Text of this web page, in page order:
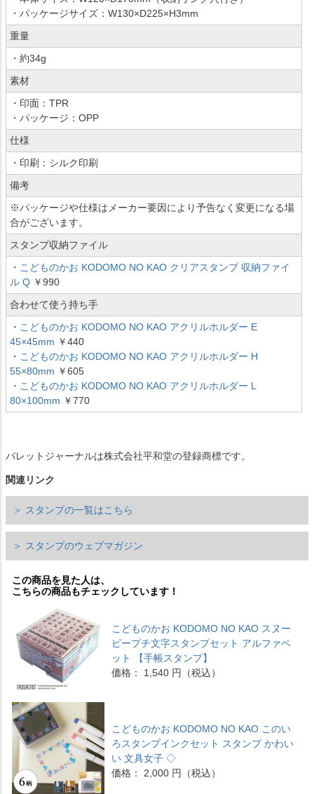
・パッケージサイズ：W130×D225×H3mm
重量
・約34g
素材
・印面：TPR
・パッケージ：OPP
仕様
・印刷：シルク印刷
備考
※パッケージや仕様はメーカー要因により予告なく変更になる場
合がございます。
スタンプ収納ファイル
・ こどものかお KODOMO NO KAO クリアスタンプ 収納ファイ
ル Q ￥990
合わせて使う持ち手
・ こどものかお KODOMO NO KAO アクリルホルダー E
45×45mm ￥440
・ こどものかお KODOMO NO KAO アクリルホルダー H
55×80mm ￥605
・ こどものかお KODOMO NO KAO アクリルホルダー L
80×100mm ￥770
バレットジャーナルは株式会社平和堂の登録商標です。
関連リンク
＞ スタンプの一覧はこちら
＞ スタンプのウェブマガジン
この商品を見た人は、
こちらの商品もチェックしています！
こどものかお KODOMO NO KAO スヌー
ピープチ文字スタンプセット アルファベ
ット 【手帳スタンプ】
価格： 1,540 円（税込）
こどものかお KODOMO NO KAO このい
ろスタンプインクセット スタンプ かわい
い 文具女子 ◇
価格： 2,000 円（税込）